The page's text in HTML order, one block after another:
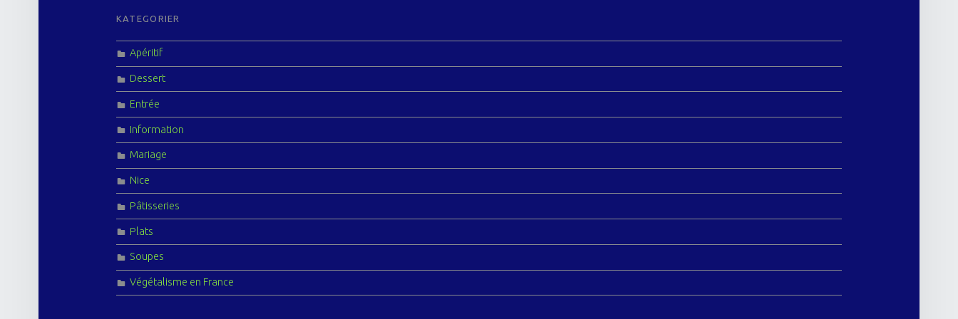
FOOTER SIDEBAR
KATEGORIER
Apéritif
Dessert
Entrée
Information
Mariage
Nice
Pâtisseries
Plats
Soupes
Végétalisme en France